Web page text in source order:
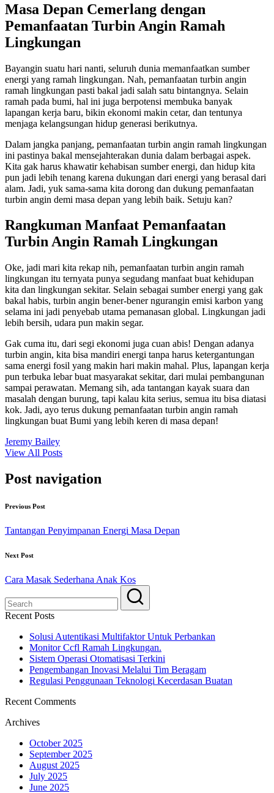
Masa Depan Cemerlang dengan
Pemanfaatan Turbin Angin Ramah
Lingkungan
Bayangin suatu hari nanti, seluruh dunia memanfaatkan sumber
energi yang ramah lingkungan. Nah, pemanfaatan turbin angin
ramah lingkungan pasti bakal jadi salah satu bintangnya. Selain
ramah pada bumi, hal ini juga berpotensi membuka banyak
lapangan kerja baru, bikin ekonomi makin cetar, dan tentunya
menjaga kelangsungan hidup generasi berikutnya.
Dalam jangka panjang, pemanfaatan turbin angin ramah lingkungan
ini pastinya bakal mensejahterakan dunia dalam berbagai aspek.
Kita gak harus khawatir kehabisan sumber energi, dan hidup kita
pun jadi lebih tenang karena dukungan dari energi yang berasal dari
alam. Jadi, yuk sama-sama kita dorong dan dukung pemanfaatan
turbin angin demi masa depan yang lebih baik. Setuju kan?
Rangkuman Manfaat Pemanfaatan
Turbin Angin Ramah Lingkungan
Oke, jadi mari kita rekap nih, pemanfaatan turbin angin ramah
lingkungan itu ternyata punya segudang manfaat buat kehidupan
kita dan lingkungan sekitar. Selain sebagai sumber energi yang gak
bakal habis, turbin angin bener-bener ngurangin emisi karbon yang
selama ini jadi penyebab utama pemanasan global. Lingkungan jadi
lebih bersih, udara pun makin segar.
Gak cuma itu, dari segi ekonomi juga cuan abis! Dengan adanya
turbin angin, kita bisa mandiri energi tanpa harus ketergantungan
sama energi fosil yang makin hari makin mahal. Plus, lapangan kerja
pun terbuka lebar buat masyarakat sekitar, dari mulai pembangunan
sampai perawatan. Memang sih, ada tantangan kayak suara dan
masalah dengan burung, tapi kalau kita serius, semua itu bisa diatasi
kok. Jadi, ayo terus dukung pemanfaatan turbin angin ramah
lingkungan buat Bumi yang lebih keren di masa depan!
Jeremy Bailey
View All Posts
Post navigation
Previous Post
Tantangan Penyimpanan Energi Masa Depan
Next Post
Cara Masak Sederhana Anak Kos
Recent Posts
Solusi Autentikasi Multifaktor Untuk Perbankan
Monitor Ccfl Ramah Lingkungan.
Sistem Operasi Otomatisasi Terkini
Pengembangan Inovasi Melalui Tim Beragam
Regulasi Penggunaan Teknologi Kecerdasan Buatan
Recent Comments
Archives
October 2025
September 2025
August 2025
July 2025
June 2025